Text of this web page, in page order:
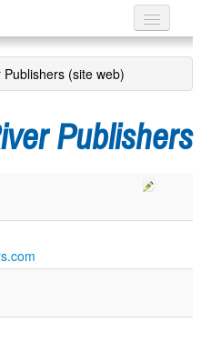
Publishers (site web)
Publishers